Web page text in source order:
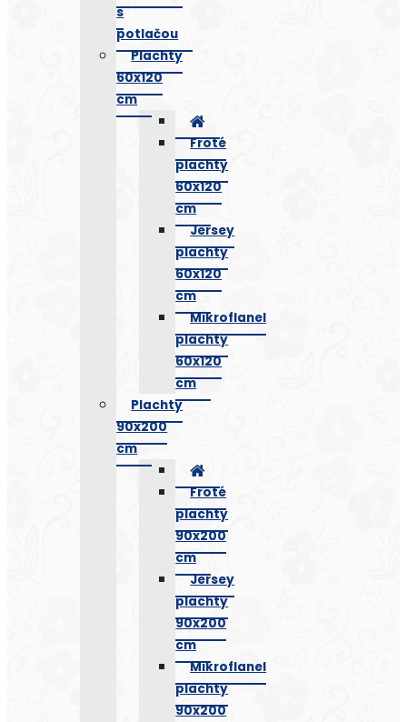
s
potlačou
Plachty
60x120
cm
Froté
plachty
60x120
cm
Jersey
plachty
60x120
cm
Mikroflanel
plachty
60x120
cm
Plachty
90x200
cm
Froté
plachty
90x200
cm
Jersey
plachty
90x200
cm
Mikroflanel
plachty
90x200